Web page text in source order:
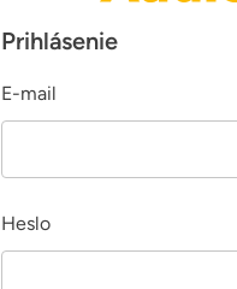
Prihlásenie
E-mail
Heslo